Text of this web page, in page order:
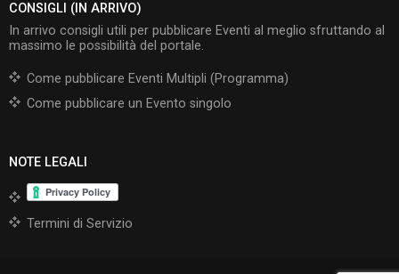
CONSIGLI (IN ARRIVO)
In arrivo consigli utili per pubblicare Eventi al meglio sfruttando al
massimo le possibilità del portale.
Come pubblicare Eventi Multipli (Programma)
Come pubblicare un Evento singolo
NOTE LEGALI
Termini di Servizio